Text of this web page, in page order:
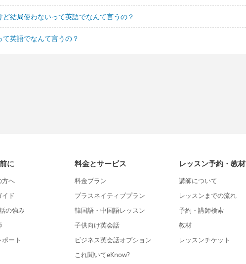
ど結局使わないって英語でなんて言うの？
英語でなんて言うの？
に
方へ
イド
の強み
ート
料金とサービス
料金プラン
プラスネイティブプラン
韓国語・中国語レッスン
子供向け英会話
ビジネス英会話オプション
これ聞いてeKnow?
レッスン予約・教材
講師について
レッスンまでの流れ
予約・講師検索
教材
レッスンチケット